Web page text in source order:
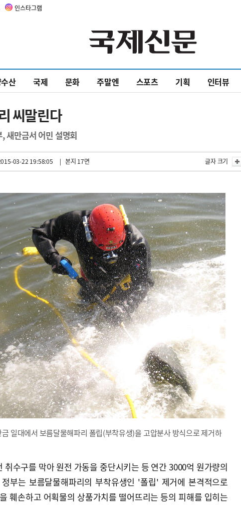
인스타그램
산 국제 문화 주말엔 스포츠 기획 인터뷰
씨말린다
새만금서 어민 설명회
03-22 19:58:05 | 본지 17면 글자 크기
일대에서 보름달물해파리 폴립(부착유생)을 고압분사 방식으로 제거하
취수구를 막아 원전 가동을 중단시키는 등 연간 3000억 원가량의
부는 보름달물해파리의 부착유생인 '폴립' 제거에 본격적으로
훼손하고 어획물의 상품가치를 떨어뜨리는 등의 피해를 입히는